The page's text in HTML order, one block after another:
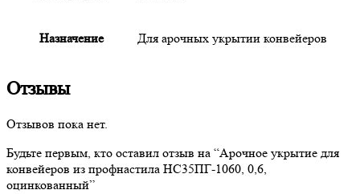
Назначение Для арочных укрытии конвейеров
Отзывы
Отзывов пока нет.
Будьте первым, кто оставил отзыв на “Арочное укрытие для
конвейеров из профнастила НС35ПГ-1060, 0,6,
оцинкованный”